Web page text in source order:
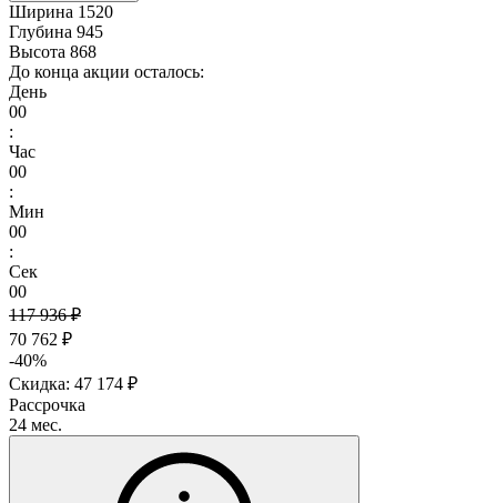
Ширина 1520
Глубина 945
Высота 868
До конца акции осталось:
День
00
:
Час
00
:
Мин
00
:
Сек
00
117 936 ₽
70 762 ₽
-40%
Скидка: 47 174 ₽
Рассрочка
24 мес.